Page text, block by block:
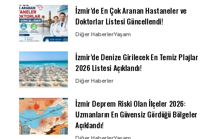
İzmir’de En Çok Aranan Hastaneler ve
Doktorlar Listesi Güncellendi!
Diğer HaberlerYaşam
İzmir’de Denize Girilecek En Temiz Plajlar
2026 Listesi Açıklandı!
Diğer Haberler
İzmir Deprem Riski Olan İlçeler 2026:
Uzmanların En Güvensiz Gördüğü Bölgeler
Açıklandı!